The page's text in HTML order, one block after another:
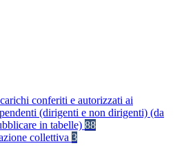
conferiti e autorizzati ai
(dirigenti e non dirigenti) (da
in tabelle) 88
collettiva 3